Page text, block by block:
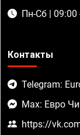
Пн-Сб | 09:00
Контакты
Telegram:
Max: Евро
https://